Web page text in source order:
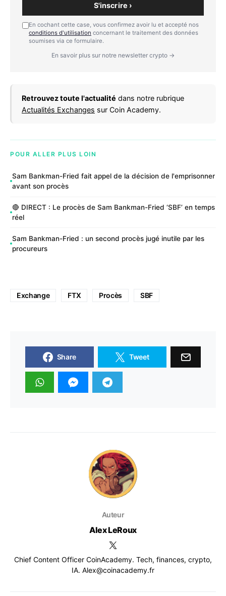
S'inscrire ›
En cochant cette case, vous confirmez avoir lu et accepté nos
conditions d'utilisation concernant le traitement des données
soumises via ce formulaire.
En savoir plus sur notre newsletter crypto →
Retrouvez toute l'actualité dans notre rubrique
Actualités Exchanges sur Coin Academy.
POUR ALLER PLUS LOIN
Sam Bankman-Fried fait appel de la décision de l'emprisonner
avant son procès
🔴 DIRECT : Le procès de Sam Bankman-Fried ‘SBF’ en temps
réel
Sam Bankman-Fried : un second procès jugé inutile par les
procureurs
Exchange FTX Procès SBF
Share Tweet
Auteur
Alex LeRoux
Chief Content Officer CoinAcademy. Tech, finances, crypto,
IA. Alex@coinacademy.fr